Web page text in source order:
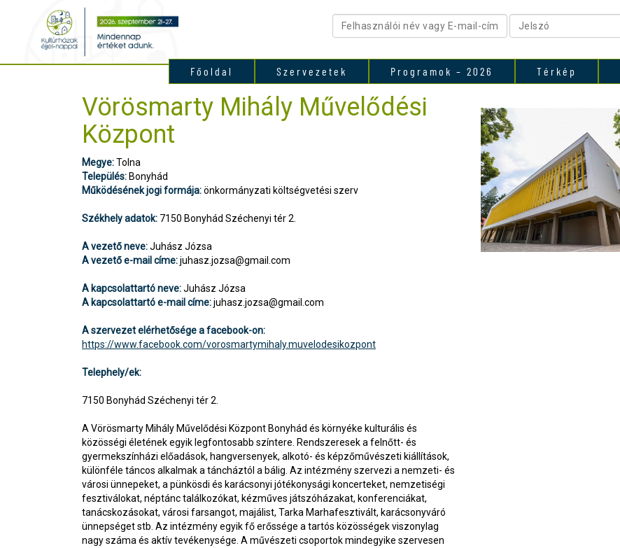
Főoldal Szervezetek Programok – 2026 Térkép
Vörösmarty Mihály Művelődési
Központ
Megye:Tolna
Település: Bonyhád
Működésének jogi formája:önkormányzati költségvetési szerv
Székhely adatok: 7150 Bonyhád Széchenyi tér 2.
A vezető neve:Juhász Józsa
A vezető e-mail címe:juhasz.jozsa@gmail.com
A kapcsolattartó neve:Juhász Józsa
A kapcsolattartó e-mail címe:juhasz.jozsa@gmail.com
A szervezet elérhetősége a facebook-on:
https://www.facebook.com/vorosmartymihaly.muvelodesikozpont
Telephely/ek:
7150 Bonyhád Széchenyi tér 2.
A Vörösmarty Mihály Művelődési Központ Bonyhád és környéke kulturális és
közösségi életének egyik legfontosabb színtere. Rendszeresek a felnőtt- és
gyermekszínházi előadások, hangversenyek, alkotó- és képzőművészeti kiállítások,
különféle táncos alkalmak a táncháztól a bálig. Az intézmény szervezi a nemzeti- és
városi ünnepeket, a pünkösdi és karácsonyi jótékonysági koncerteket, nemzetiségi
fesztiválokat, néptánc találkozókat, kézműves játszóházakat, konferenciákat,
tanácskozásokat, városi farsangot, majálist, Tarka Marhafesztivált, karácsonyváró
ünnepséget stb. Az intézmény egyik fő erőssége a tartós közösségek viszonylag
nagy száma és aktív tevékenysége. A művészeti csoportok mindegyike szervesen